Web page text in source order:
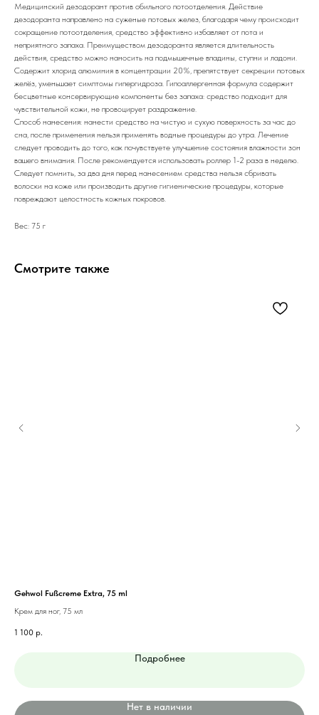
Медицинский дезодорант против обильного потоотделения. Действие
дезодоранта направлено на суженые потовых желез, благодаря чему происходит
сокращение потоотделения, средство эффективно избавляет от пота и
неприятного запаха. Преимуществом дезодоранта является длительность
действия, средство можно наносить на подмышечные впадины, ступни и ладони.
Содержит хлорид алюминия в концентрации 20%, препятствует секреции потовых
желёз, уменьшает симптомы гипергидроза. Гипоаллергенная формула содержит
бесцветные консервирующие компоненты без запаха: средство подходит для
чувствительной кожи, не провоцирует раздражение.
Способ нанесения: нанести средство на чистую и сухую поверхность за час до
сна, после применения нельзя применять водные процедуры до утра. Лечение
следует проводить до того, как почувствуете улучшение состояния влажности зон
вашего внимания. После рекомендуется использовать роллер 1-2 раза в неделю.
Следует помнить, за два дня перед нанесением средства нельзя сбривать
волоски на коже или производить другие гигиенические процедуры, которые
повреждают целостность кожных покровов.
Вес: 75 г
Смотрите также
Gehwol Fußcreme Extra, 75 ml
Крем для ног, 75 мл
1 100 р.
Подробнее
Нет в наличии